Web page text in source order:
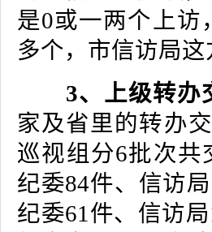
是0或一两个上访
多个，市信访局
3、上级转办
家及省里的转办
巡视组分6批次共
纪委84件、信访
纪委61件、信访